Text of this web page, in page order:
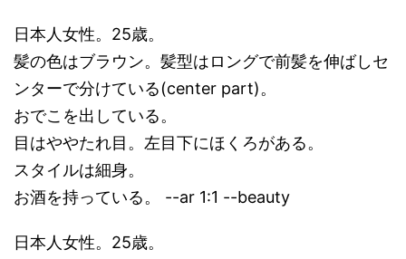
日本人女性。25歳。
髪の色はブラウン。髪型はロングで前髪を伸ばしセ
ンターで分けている(center part)。
おでこを出している。
目はややたれ目。左目下にほくろがある。
スタイルは細身。
お酒を持っている。 --ar 1:1 --beauty
日本人女性。25歳。